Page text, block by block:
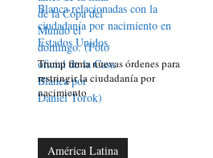
Trump firma nuevas órdenes para
restringir la ciudadanía por
nacimiento
América Latina